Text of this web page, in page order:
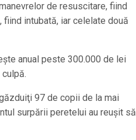
de resuscitare, fiind
intubată, iar celelate două
anual peste 300.000 de lei
97 de copii de la mai
surpării peretelui au reuşit să